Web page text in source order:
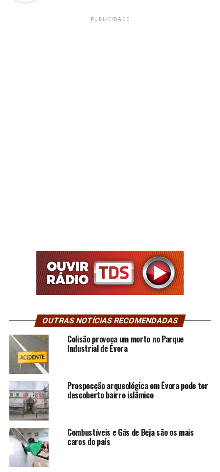
PUBLICIDADE
OUTRAS NOTÍCIAS RECOMENDADAS
Colisão provoca um morto no Parque
Industrial de Évora
Prospecção arqueológica em Évora pode ter
descoberto bairro islâmico
Combustíveis e Gás de Beja são os mais
caros do país